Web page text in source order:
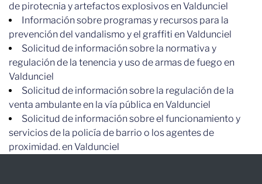
de pirotecnia y artefactos explosivos en Valdunciel
Información sobre programas y recursos para la
prevención del vandalismo y el graffiti en Valdunciel
Solicitud de información sobre la normativa y
regulación de la tenencia y uso de armas de fuego en
Valdunciel
Solicitud de información sobre la regulación de la
venta ambulante en la vía pública en Valdunciel
Solicitud de información sobre el funcionamiento y
servicios de la policía de barrio o los agentes de
proximidad. en Valdunciel